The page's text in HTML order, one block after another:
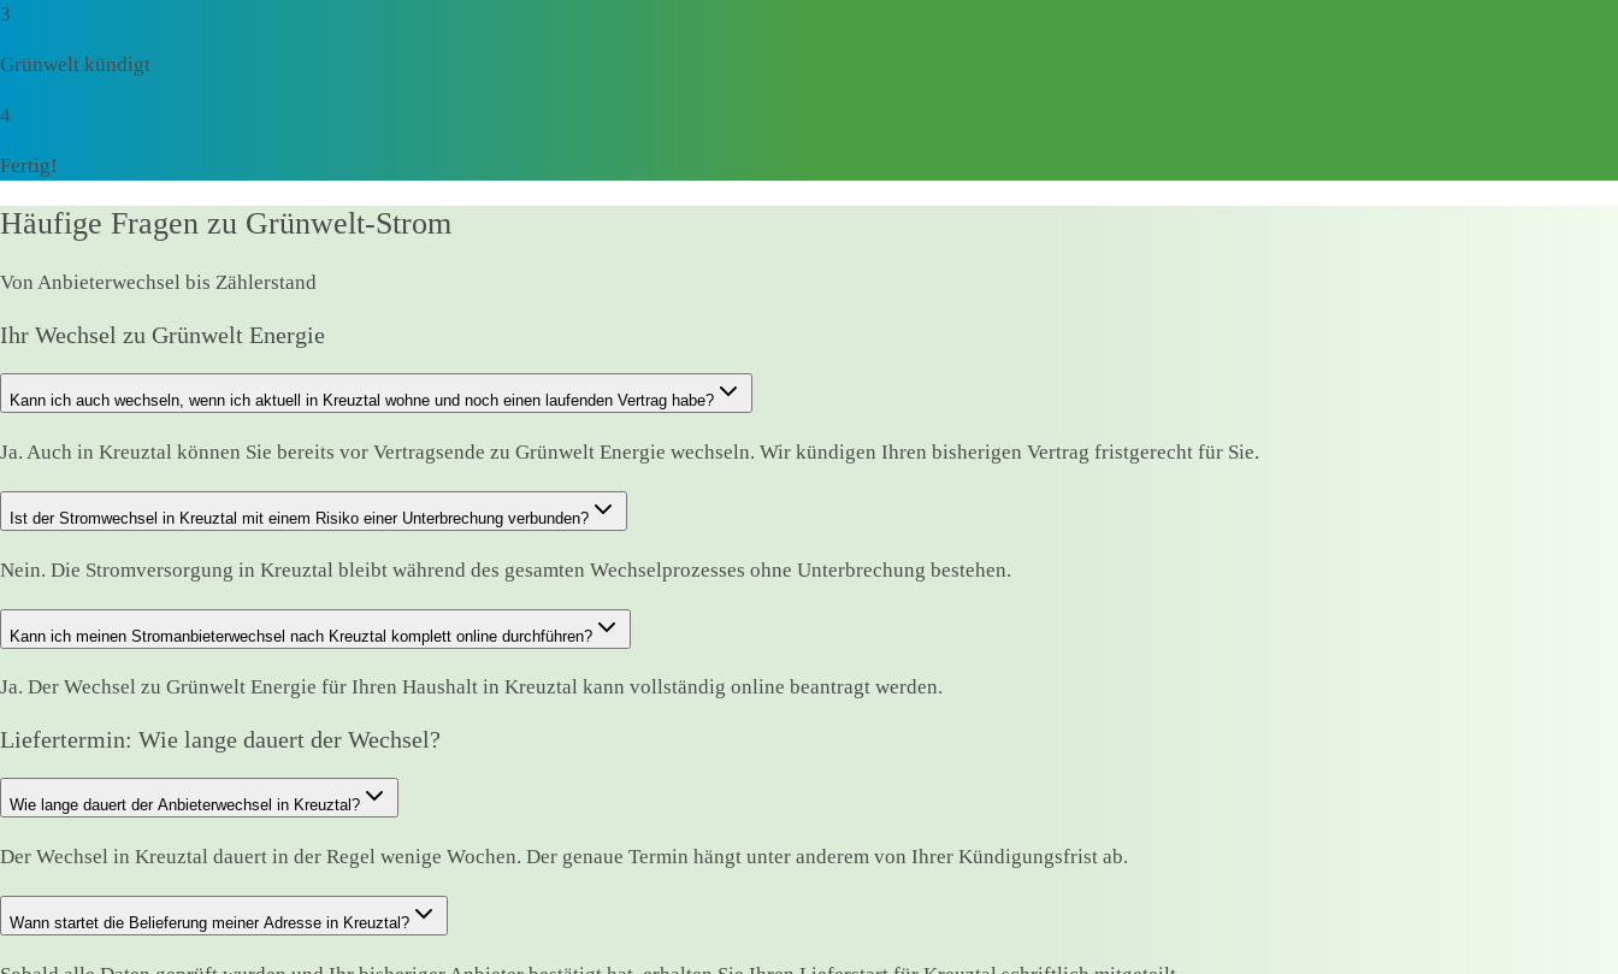
3
Grünwelt kündigt
4
Fertig!
Häufige Fragen zu Grünwelt-Strom
Von Anbieterwechsel bis Zählerstand
Ihr Wechsel zu Grünwelt Energie
Kann ich auch wechseln, wenn ich aktuell in Kreuztal wohne und noch einen laufenden Vertrag habe?
Ja. Auch in Kreuztal können Sie bereits vor Vertragsende zu Grünwelt Energie wechseln. Wir kündigen Ihren bisherigen Vertrag fristgerecht für Sie.
Ist der Stromwechsel in Kreuztal mit einem Risiko einer Unterbrechung verbunden?
Nein. Die Stromversorgung in Kreuztal bleibt während des gesamten Wechselprozesses ohne Unterbrechung bestehen.
Kann ich meinen Stromanbieterwechsel nach Kreuztal komplett online durchführen?
Ja. Der Wechsel zu Grünwelt Energie für Ihren Haushalt in Kreuztal kann vollständig online beantragt werden.
Liefertermin: Wie lange dauert der Wechsel?
Wie lange dauert der Anbieterwechsel in Kreuztal?
Der Wechsel in Kreuztal dauert in der Regel wenige Wochen. Der genaue Termin hängt unter anderem von Ihrer Kündigungsfrist ab.
Wann startet die Belieferung meiner Adresse in Kreuztal?